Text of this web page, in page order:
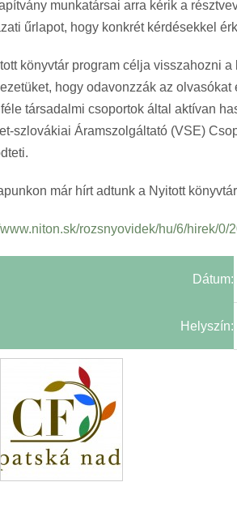
munkatársai arra kérik a
űrlapot, hogy konkrét kérdésekkel
könyvtár program célja visszahozni
hogy odavonzzák az
társadalmi csoportok által aktívan
szlovákiai Áramszolgáltató (VSE)
már hírt adtunk a Nyitott
www.niton.sk/rozsnyovidek/hu/6/hirek/
Dátum:
Helyszín: